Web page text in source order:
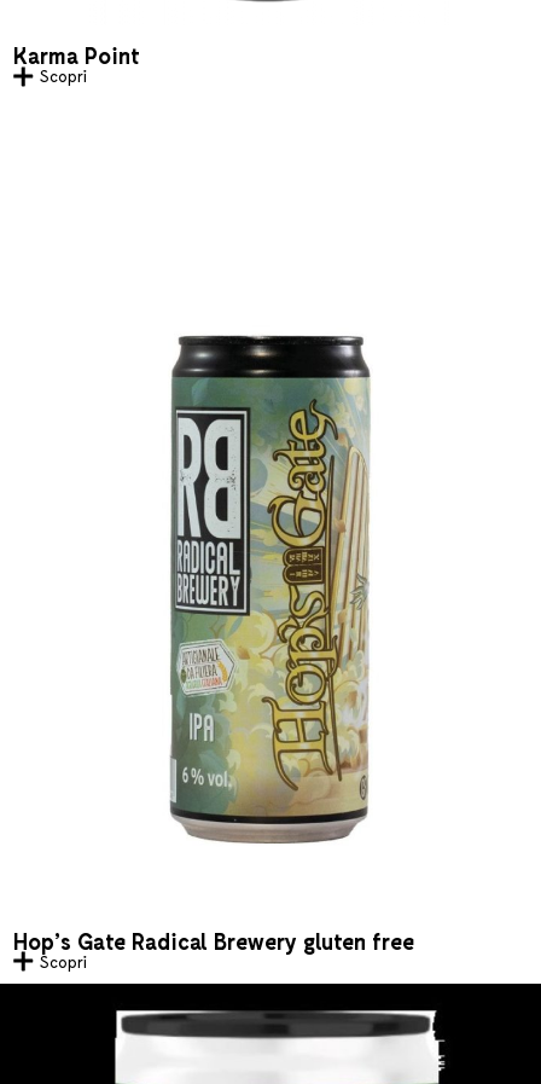
Karma Point
Scopri
Hop’s Gate Radical Brewery gluten free
Scopri